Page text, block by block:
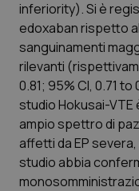
Lazio
Liguria
Lombardia
Marche
Diabete &
Disturbi
Dolore
Donna &
inferiority). Si è
edoxaban rispetto
sanguinamenti
rilevanti
0.81; 95% CI, 0.71
studio Hokusai-
ampio spettro di
affetti da EP
studio abbia